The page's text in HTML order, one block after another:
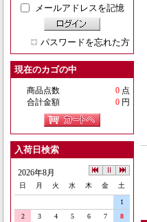
メールアドレスを記憶
パスワードを忘れた方
現在のカゴの中
商品点数 0 点
合計金額
0 円
入荷日検索
2026年8月
日 月 火 水 木 金 土
1
2
3 4 5 6 7
8